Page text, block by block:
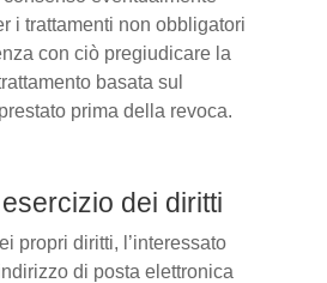
i trattamenti non obbligatori
con ciò pregiudicare la
basata sul
prima della revoca.
dei diritti
propri diritti, l’interessato
di posta elettronica